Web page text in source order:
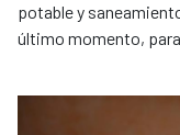
potable y
último momento,